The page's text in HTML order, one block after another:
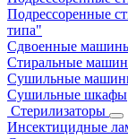
Подрессоренные
типа"
Сдвоенные
Стиральные
Сушильные
Сушильные шкафы
Стерилизаторы
Инсектицидные